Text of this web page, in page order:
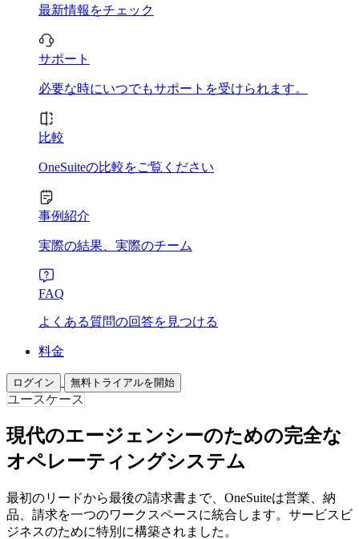
最新情報をチェック
サポート
必要な時にいつでもサポートを受けられます。
比較
OneSuiteの比較をご覧ください
事例紹介
実際の結果、実際のチーム
FAQ
よくある質問の回答を見つける
料金
ログイン 無料トライアルを開始
ユースケース
現代のエージェンシーのための完全な
オペレーティングシステム
最初のリードから最後の請求書まで、OneSuiteは営業、納
品、請求を一つのワークスペースに統合します。サービスビ
ジネスのために特別に構築されました。